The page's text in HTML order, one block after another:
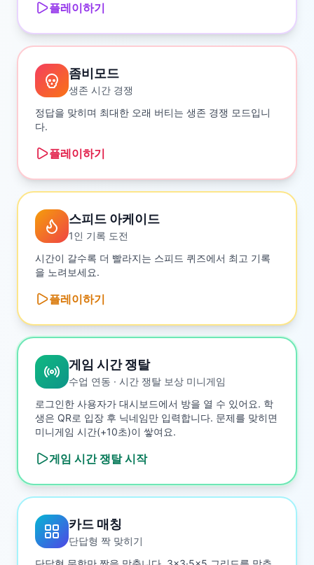
플레이하기
좀비모드
생존 시간 경쟁
정답을 맞히며 최대한 오래 버티는 생존 경쟁 모드입니
다.
플레이하기
스피드 아케이드
1인 기록 도전
시간이 갈수록 더 빨라지는 스피드 퀴즈에서 최고 기록
을 노려보세요.
플레이하기
게임 시간 쟁탈
수업 연동 · 시간 쟁탈 보상 미니게임
로그인한 사용자가 대시보드에서 방을 열 수 있어요. 학
생은 QR로 입장 후 닉네임만 입력합니다. 문제를 맞히면
미니게임 시간(+10초)이 쌓여요.
게임 시간 쟁탈시작
카드 매칭
단답형 짝 맞히기